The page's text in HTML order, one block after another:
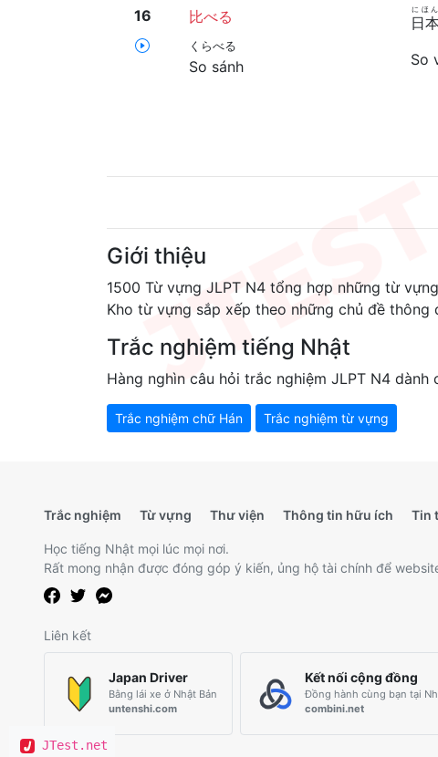
16 比べる
くらべる
So sánh
日本
にほん
So
JTest.net
Giới thiệu
1500 Từ vựng JLPT N4 tổng hợp những từ
Kho từ vựng sắp xếp theo những chủ đề thông
Trắc nghiệm tiếng Nhật
Hàng nghìn câu hỏi trắc nghiệm JLPT N4 dành
Trắc nghiệm chữ Hán Trắc nghiệm từ vựng
Trắc nghiệm Từ vựng Thư viện Thông tin hữu ích Tin
Học tiếng Nhật mọi lúc mọi nơi.
Rất mong nhận được đóng góp ý kiến, ủng hộ tài chính để
Liên kết
Japan Driver
Bằng lái xe ở Nhật Bản
untenshi.com
Kết nối cộng đồng
Đồng hành cùng bạn tại
combini.net